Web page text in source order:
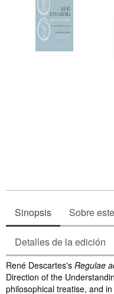
Sinopsis Sobre
Detalles de la edición
Sinopsis
René Descartes's Regulae
Direction of the
philosophical treatise, and